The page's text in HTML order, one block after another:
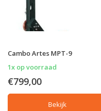
Cambo Artes MPT-9
1x op voorraad
€799,00
Bekijk